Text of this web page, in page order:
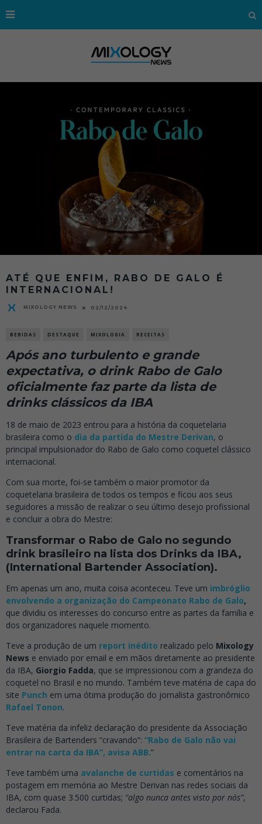
ATÉ QUE ENFIM, RABO DE GALO É
INTERNACIONAL!
MIXOLOGY NEWS 02/12/2024
BEBIDAS DESTAQUE MIXOLOGIA RECEITAS
Após ano turbulento e grande
expectativa, o drink Rabo de Galo
oficialmente faz parte da lista de
drinks clássicos da IBA
18 de maio de 2023 entrou para a história da coquetelaria
brasileira como o dia da partida do Mestre Derivan, o
principal impulsionador do Rabo de Galo como coquetel clássico
internacional.
Com sua morte, foi-se também o maior promotor da
coquetelaria brasileira de todos os tempos e ficou aos seus
seguidores a missão de realizar o seu último desejo profissional
e concluir a obra do Mestre:
Transformar o Rabo de Galo no segundo
drink brasileiro na lista dos Drinks da IBA,
(International Bartender Association).
Em apenas um ano, muita coisa aconteceu. Teve um imbróglio
envolvendo a organização do Campeonato Rabo de Galo,
que dividiu os interesses do concurso entre as partes da família e
dos organizadores naquele momento.
Teve a produção de um report inédito realizado pelo Mixology
News e enviado por email e em mãos diretamente ao presidente
da IBA, Giorgio Fadda, que se impressionou com a grandeza do
coquetel no Brasil e no mundo. Também teve matéria de capa do
site Punch em uma ótima produção do jornalista gastronômico
Rafael Tonon.
Teve matéria da infeliz declaração do presidente da Associação
Brasileira de Bartenders “cravando”: “Rabo de Galo não vai
entrar na carta da IBA”, avisa ABB.”
Teve também uma avalanche de curtidas e comentários na
postagem em memória ao Mestre Derivan nas redes sociais da
IBA, com quase 3.500 curtidas; “algo nunca antes visto por nós”,
declarou Fada.